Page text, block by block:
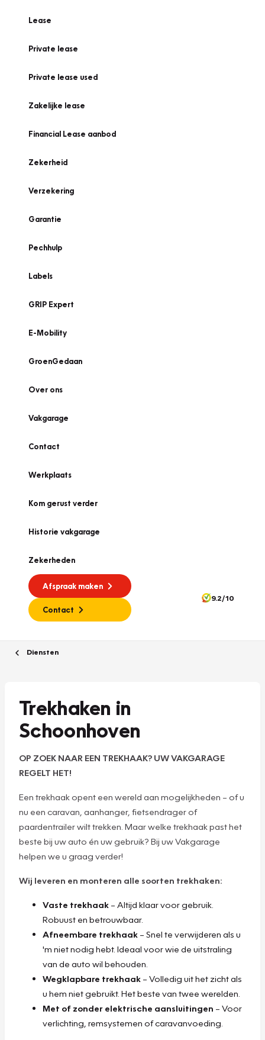
Lease
Private lease
Private lease used
Zakelijke lease
Financial Lease aanbod
Zekerheid
Verzekering
Garantie
Pechhulp
Labels
GRIP Expert
E-Mobility
GroenGedaan
Over ons
Vakgarage
Contact
Werkplaats
Kom gerust verder
Historie vakgarage
Zekerheden
Afspraak maken
Contact
9.2/10
Diensten
Trekhaken in
Schoonhoven
OP ZOEK NAAR EEN TREKHAAK? UW VAKGARAGE
REGELT HET!
Een trekhaak opent een wereld aan mogelijkheden – of u
nu een caravan, aanhanger, fietsendrager of
paardentrailer wilt trekken. Maar welke trekhaak past het
beste bij uw auto én uw gebruik? Bij uw Vakgarage
helpen we u graag verder!
Wij leveren en monteren alle soorten trekhaken:
Vaste trekhaak – Altijd klaar voor gebruik.
Robuust en betrouwbaar.
Afneembare trekhaak – Snel te verwijderen als u
'm niet nodig hebt. Ideaal voor wie de uitstraling
van de auto wil behouden.
Wegklapbare trekhaak – Volledig uit het zicht als
u hem niet gebruikt. Het beste van twee werelden.
Met of zonder elektrische aansluitingen – Voor
verlichting, remsystemen of caravanvoeding.